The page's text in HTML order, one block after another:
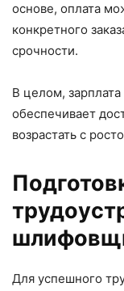
основе, оплата
конкретного
срочности.
В целом,
обеспечивает
возрастать с
Для успешного